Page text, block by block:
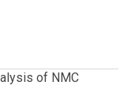
of NMC